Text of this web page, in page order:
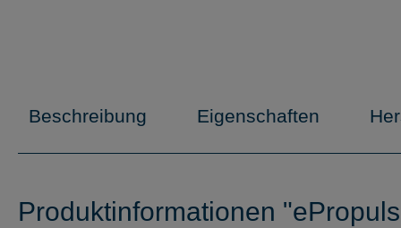
Beschreibung Eigenschaften
Produktinformationen